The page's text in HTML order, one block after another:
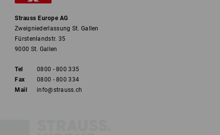
Strauss Europe AG
Zweigniederlassung St. Gallen
Fürstenlandstr. 35
9000 St. Gallen
Tel
0800 - 800 335
Fax
0800 - 800 334
Mail
info@strauss.ch